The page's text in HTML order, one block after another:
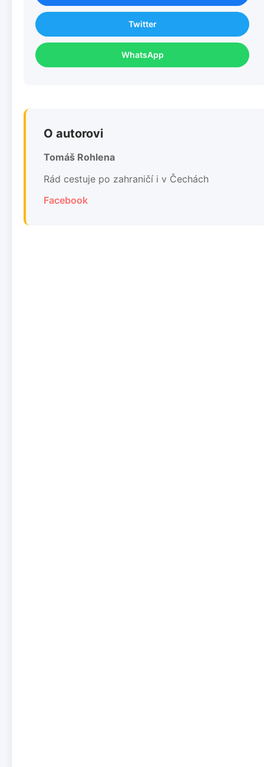
Twitter
WhatsApp
O autorovi
Tomáš Rohlena
Rád cestuje po zahraničí i v Čechách
Facebook